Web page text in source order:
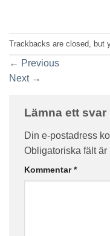
Trackbacks are closed, but
← Previous
Next →
Lämna ett svar
Din e-postadress
Obligatoriska fält är
Kommentar*